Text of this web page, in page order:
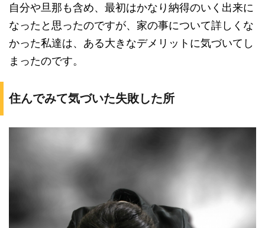
自分や旦那も含め、最初はかなり納得のいく出来に
なったと思ったのですが、家の事について詳しくな
かった私達は、ある大きなデメリットに気づいてし
まったのです。
住んでみて気づいた失敗した所